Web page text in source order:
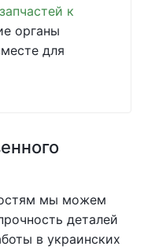
запчастей к
органы
для
мы можем
деталей
в украинских